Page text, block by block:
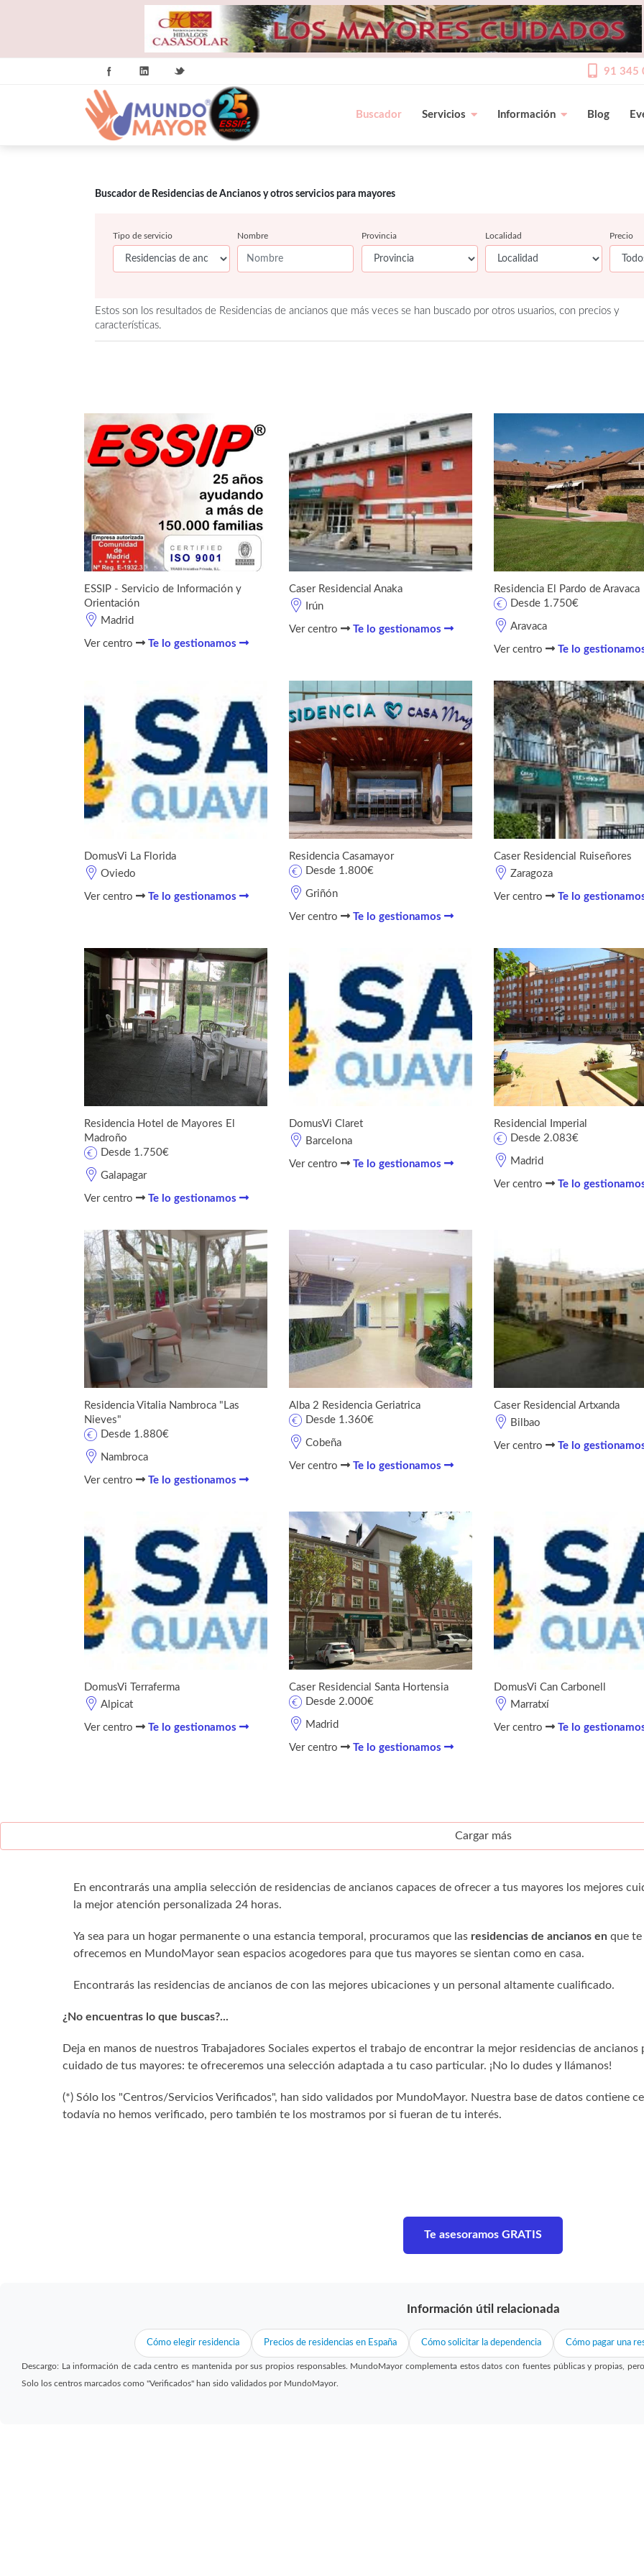
91 345
Buscador Servicios Información Blog
Buscador de Residencias de Ancianos y otros servicios para mayores
Tipo de servicio Nombre Provincia Localidad Precio
Estos son los resultados de Residencias de ancianos que más veces se han buscado por otros usuarios, con precios y
características.
ESSIP - Servicio de Información y
Orientación
Madrid
Ver centro Te lo gestionamos
Caser Residencial Anaka
Irún
Ver centro Te lo gestionamos
Residencia El Pardo de Aravaca
Aravaca
Desde 1.750€
Ver centro Te lo
DomusVi La Florida
Oviedo
Ver centro Te lo gestionamos
Residencia Casamayor
Griñón
Desde 1.800€
Ver centro Te lo gestionamos
Caser Residencial Ruiseñores
Zaragoza
Ver centro Te lo
Residencia Hotel de Mayores El
Madroño
Galapagar
Desde 1.750€
Ver centro Te lo gestionamos
DomusVi Claret
Barcelona
Ver centro Te lo gestionamos
Residencial Imperial
Madrid
Desde 2.083€
Ver centro Te lo
Residencia Vitalia Nambroca "Las
Nieves"
Nambroca
Desde 1.880€
Ver centro Te lo gestionamos
Alba 2 Residencia Geriatrica
Cobeña
Desde 1.360€
Ver centro Te lo gestionamos
Caser Residencial Artxanda
Bilbao
Ver centro Te lo
DomusVi Terraferma
Alpicat
Ver centro Te lo gestionamos
Caser Residencial Santa Hortensia
Madrid
Desde 2.000€
Ver centro Te lo gestionamos
DomusVi Can Carbonell
Marratxí
Ver centro Te lo
Cargar más
En encontrarás una amplia selección de residencias de ancianos capaces de ofrecer a tus mayores los mejores
la mejor atención personalizada 24 horas.
Ya sea para un hogar permanente o una estancia temporal, procuramos que las residencias de ancianos en que te
ofrecemos en MundoMayor sean espacios acogedores para que tus mayores se sientan como en casa.
Encontrarás las residencias de ancianos de con las mejores ubicaciones y un personal altamente cualificado.
¿No encuentras lo que buscas?...
Deja en manos de nuestros Trabajadores Sociales expertos el trabajo de encontrar la mejor residencias de ancianos
cuidado de tus mayores: te ofreceremos una selección adaptada a tu caso particular. ¡No lo dudes y llámanos!
(*) Sólo los "Centros/Servicios Verificados", han sido validados por MundoMayor. Nuestra base de datos contiene
todavía no hemos verificado, pero también te los mostramos por si fueran de tu interés.
Te asesoramos GRATIS
Información útil relacionada
Cómo elegir residencia Precios de residencias en España Cómo solicitar la dependencia Cómo pagar una
Descargo: La información de cada centro es mantenida por sus propios responsables. MundoMayor complementa estos datos con fuentes públicas y propias,
Solo los centros marcados como "Verificados" han sido validados por MundoMayor.